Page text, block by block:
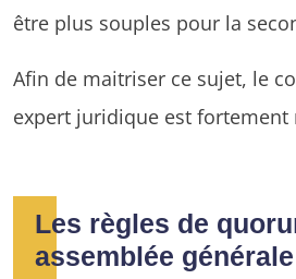
être plus souples pour la
Afin de maitriser ce sujet, le
expert juridique est fortement
Les règles de
assemblée